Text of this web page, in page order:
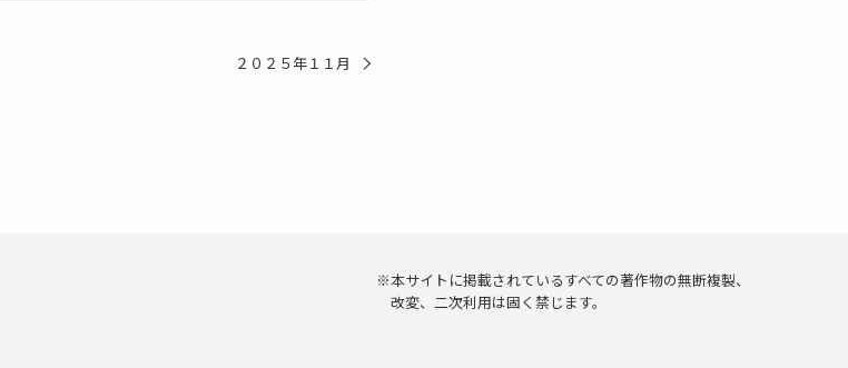
２０２５年１１月
※本サイトに掲載されているすべての著作物の無断複製、
改変、二次利用は固く禁じます。